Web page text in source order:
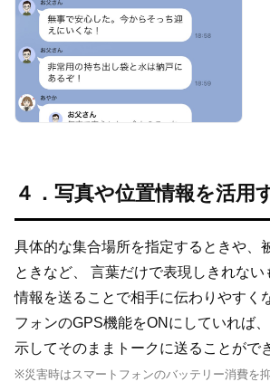
４．写真や位置情報を活用
具体的な集合場所を指定するときや、
ときなど、 言葉だけで表現しきれない
情報を送ることで相手に伝わりやすく
フォンのGPS機能をONにしていれば
示してそのままトークに送ることがで
※災害時はスマートフォンのバッテリー消費を